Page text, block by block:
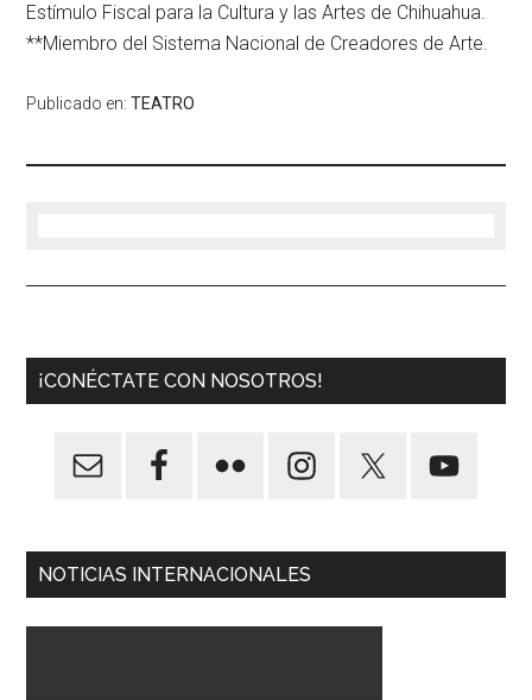
Estímulo Fiscal para la Cultura y las Artes de Chihuahua.
**Miembro del Sistema Nacional de Creadores de Arte.
Publicado en:TEATRO
¡CONÉCTATE CON NOSOTROS!
NOTICIAS INTERNACIONALES